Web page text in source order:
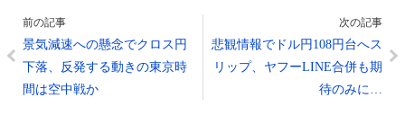
前の記事
景気減速への懸念でクロス円
下落、反発する動きの東京時
間は空中戦か
次の記事
悲観情報でドル円108円台へス
リップ、ヤフーLINE合併も期
待のみに…